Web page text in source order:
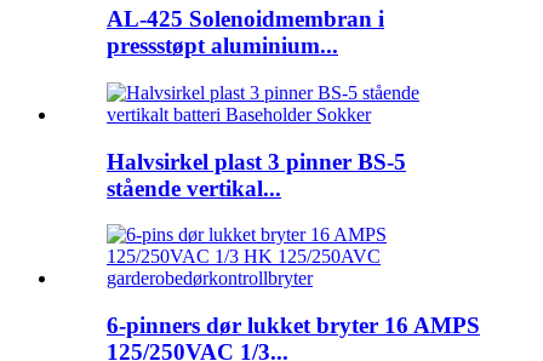
AL-425 Solenoidmembran i
pressstøpt aluminium...
Halvsirkel plast 3 pinner BS-5
stående vertikal...
6-pinners dør lukket bryter 16 AMPS
125/250VAC 1/3...